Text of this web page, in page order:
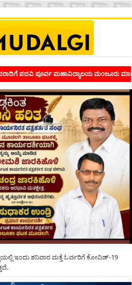
ಕವಿಗೋಷ್ಠಿಯ ಸಂಭ್ರಮ ಭಾವನೆಗಳನ್ನು ಕಟ್ಟಿಕೊಡುವ
ಇಂದು ಶನಿವಾರ ಮತ್ತೆ ಓರ್ವರಿಗೆ ಕೋವಿಡ್-19